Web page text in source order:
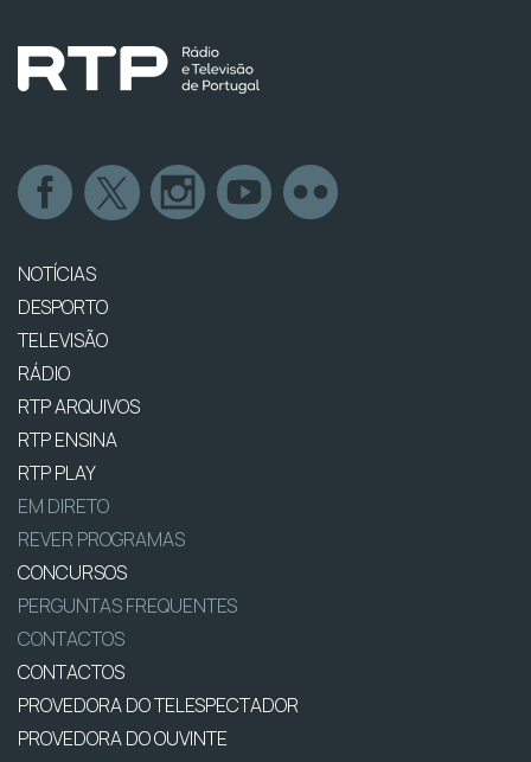
NOTÍCIAS
DESPORTO
TELEVISÃO
RÁDIO
RTP ARQUIVOS
RTP ENSINA
RTP PLAY
EM DIRETO
REVER PROGRAMAS
CONCURSOS
PERGUNTAS FREQUENTES
CONTACTOS
CONTACTOS
PROVEDORA DO TELESPECTADOR
PROVEDORA DO OUVINTE